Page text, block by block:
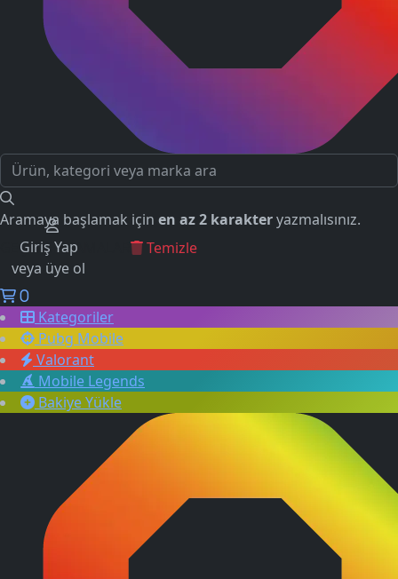
Aramaya başlamak için en az 2 karakteryazmalısınız.
GEÇMİŞ ARAMALAR
Temizle
Giriş Yap
veya üye ol
0
Kategoriler
Pubg Mobile
Valorant
Mobile Legends
Bakiye Yükle